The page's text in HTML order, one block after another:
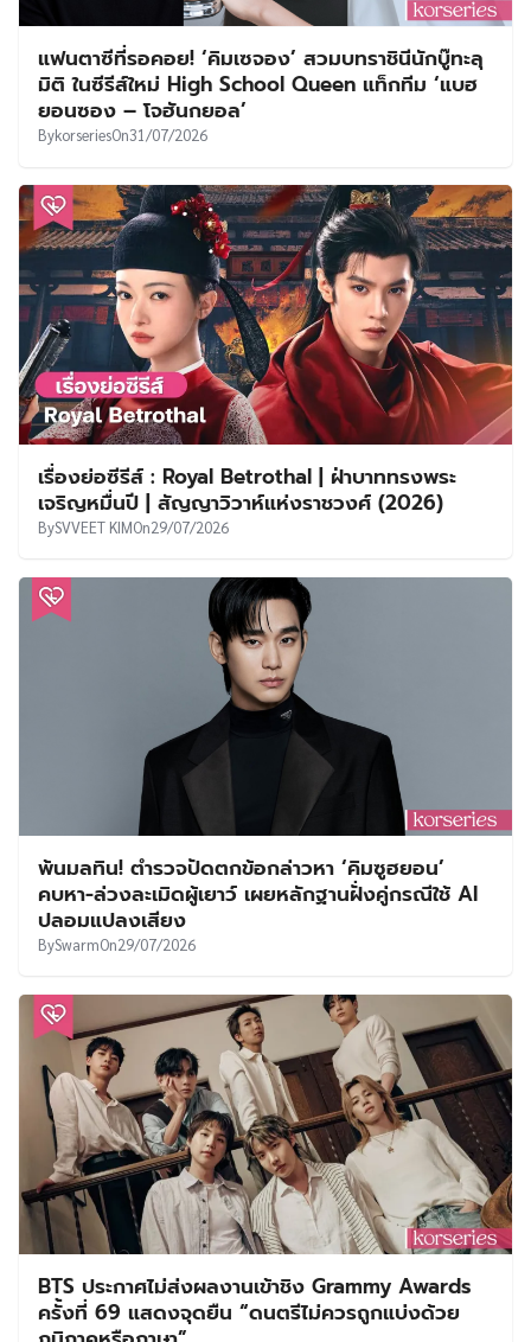
แฟนตาซีที่รอคอย! ‘คิมเซจอง’ สวมบทราชินีนักบู๊ทะลุ
มิติ ในซีรีส์ใหม่ High School Queen แท็กทีม ‘แบฮ
ยอนซอง – โจฮันกยอล’
BykorseriesOn31/07/2026
เรื่องย่อซีรีส์ : Royal Betrothal | ฝ่าบาททรงพระ
เจริญหมื่นปี | สัญญาวิวาห์แห่งราชวงศ์ (2026)
BySVVEET KIMOn29/07/2026
พ้นมลทิน! ตำรวจปัดตกข้อกล่าวหา ‘คิมซูฮยอน’
คบหา-ล่วงละเมิดผู้เยาว์ เผยหลักฐานฝั่งคู่กรณีใช้ AI
ปลอมแปลงเสียง
BySwarmOn29/07/2026
BTS ประกาศไม่ส่งผลงานเข้าชิง Grammy Awards
ครั้งที่ 69 แสดงจุดยืน “ดนตรีไม่ควรถูกแบ่งด้วย